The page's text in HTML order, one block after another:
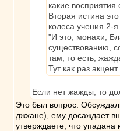
какие восприятия
Вторая истина
колеса учения 2-
"И это, монахи,
существованию,
там; то есть,
Тут как раз
Если нет жажды, то
Это был вопрос.
джхане), ему досаждает
утверждаете, что упадана